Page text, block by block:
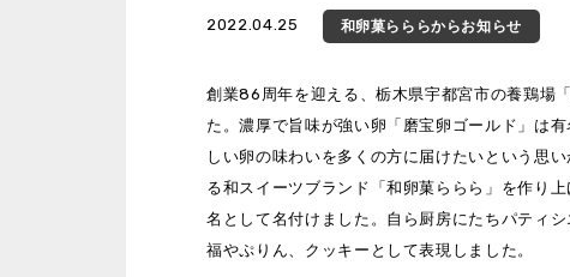
2022.04.25 和卵菓らららからお知らせ
創業86周年を迎える、栃木県宇都宮市の養鶏場
た。濃厚で旨味が強い卵「磨宝卵ゴールド」は
しい卵の味わいを多くの方に届けたいという思
る和スイーツブランド「和卵菓ららら」を作り
名として名付けました。自ら厨房にたちパティ
福やぷりん、クッキーとして表現しました。